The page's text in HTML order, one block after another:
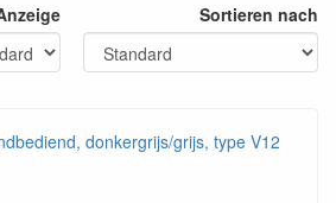
Sortieren nach